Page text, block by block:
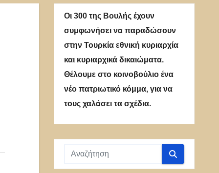
Οι 300 της Βουλής έχουν
συμφωνήσει να παραδώσουν
στην Τουρκία εθνική κυριαρχία
και κυριαρχικά δικαιώματα.
Θέλουμε στο κοινοβούλιο ένα
νέο πατριωτικό κόμμα, για να
τους χαλάσει τα σχέδια.